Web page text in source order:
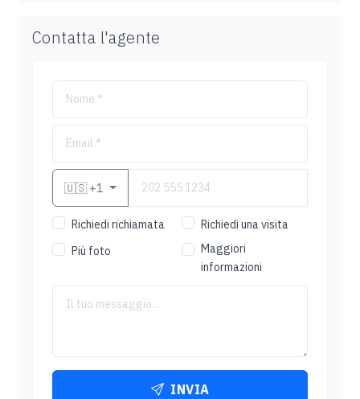
Contatta l'agente
🇺🇸+1
Richiedi richiamata
Richiedi una visita
Più foto
Maggiori
informazioni
INVIA